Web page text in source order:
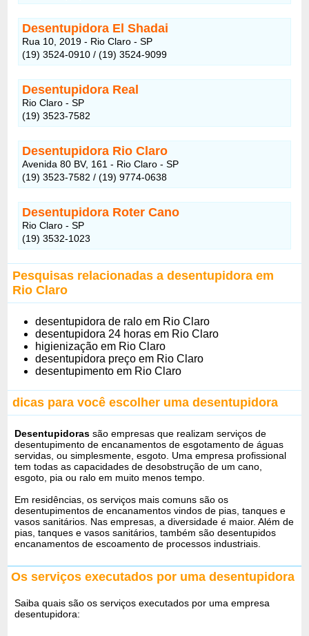
Desentupidora El Shadai
Rua 10, 2019 - Rio Claro - SP
(19) 3524-0910 / (19) 3524-9099
Desentupidora Real
Rio Claro - SP
(19) 3523-7582
Desentupidora Rio Claro
Avenida 80 BV, 161 - Rio Claro - SP
(19) 3523-7582 / (19) 9774-0638
Desentupidora Roter Cano
Rio Claro - SP
(19) 3532-1023
Pesquisas relacionadas a desentupidora em
Rio Claro
desentupidora de ralo em Rio Claro
desentupidora 24 horas em Rio Claro
higienização em Rio Claro
desentupidora preço em Rio Claro
desentupimento em Rio Claro
dicas para você escolher uma desentupidora
Desentupidoras são empresas que realizam serviços de
desentupimento de encanamentos de esgotamento de águas
servidas, ou simplesmente, esgoto. Uma empresa profissional
tem todas as capacidades de desobstrução de um cano,
esgoto, pia ou ralo em muito menos tempo.
Em residências, os serviços mais comuns são os
desentupimentos de encanamentos vindos de pias, tanques e
vasos sanitários. Nas empresas, a diversidade é maior. Além de
pias, tanques e vasos sanitários, também são desentupidos
encanamentos de escoamento de processos industriais.
Os serviços executados por uma desentupidora
Saiba quais são os serviços executados por uma empresa
desentupidora: